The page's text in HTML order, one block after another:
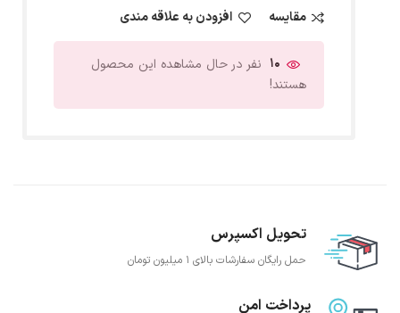
مقایسه افزودن به علاقه مندی
10 نفر در حال مشاهده این محصول
هستند!
تحویل اکسپرس
حمل رایگان سفارشات بالای 1 میلیون تومان
پرداخت امن